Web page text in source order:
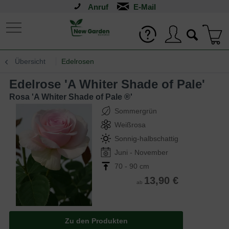
Anruf
Übersicht Edelrosen
Edelrose 'A Whiter Shade of Pale'
Rosa 'A Whiter Shade of Pale ®'
Sommergrün
Weißrosa
Sonnig-halbschattig
Juni - November
70 - 90 cm
ab 13,90 €
Zu den Produkten